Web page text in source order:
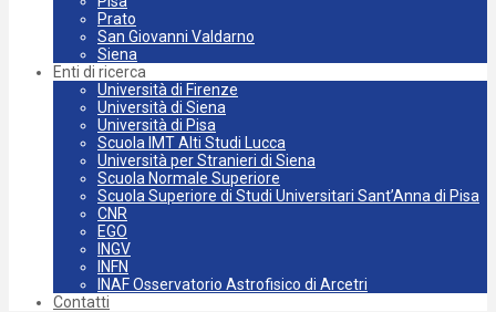
Prato
San Giovanni Valdarno
Siena
Enti di ricerca
Università di Firenze
Università di Siena
Università di Pisa
Scuola IMT Alti Studi Lucca
Università per Stranieri di Siena
Scuola Normale Superiore
Scuola Superiore di Studi Universitari Sant’Anna di Pisa
CNR
EGO
INGV
INFN
INAF Osservatorio Astrofisico di Arcetri
Contatti